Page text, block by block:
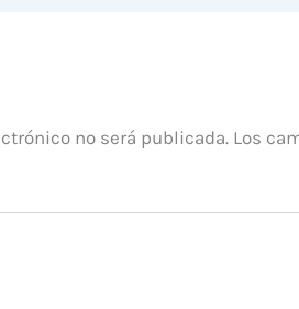
no será publicada. Los